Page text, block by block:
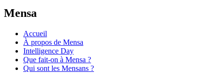
Mensa
Accueil
À propos de Mensa
Intelligence Day
Que fait-on à Mensa ?
Qui sont les Mensans ?